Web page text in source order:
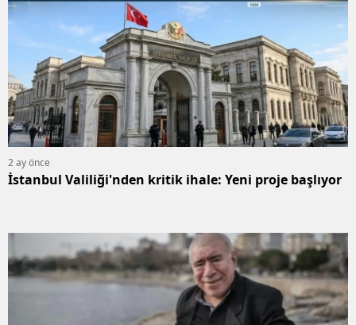
2 ay önce
İstanbul Valiliği'nden kritik ihale: Yeni proje başlıyor